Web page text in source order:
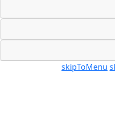
skipToMenu